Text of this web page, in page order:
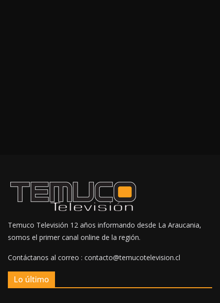
Temuco Televisión 12 años informando desde La Araucania,
somos el primer canal online de la región.
Contáctanos al correo : contacto@temucotelevision.cl
Lo último